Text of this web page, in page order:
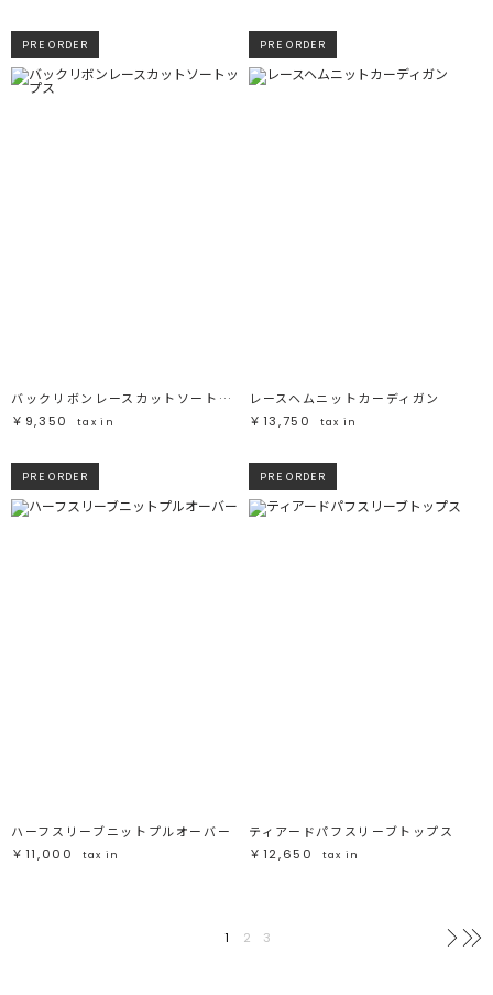
PRE ORDER
バックリボンレースカットソートップス
￥9,350
tax in
PRE ORDER
レースヘムニットカーディガン
￥13,750
tax in
PRE ORDER
ハーフスリーブニットプルオーバー
￥11,000
tax in
PRE ORDER
ティアードパフスリーブトップス
￥12,650
tax in
1 2 3 次へ